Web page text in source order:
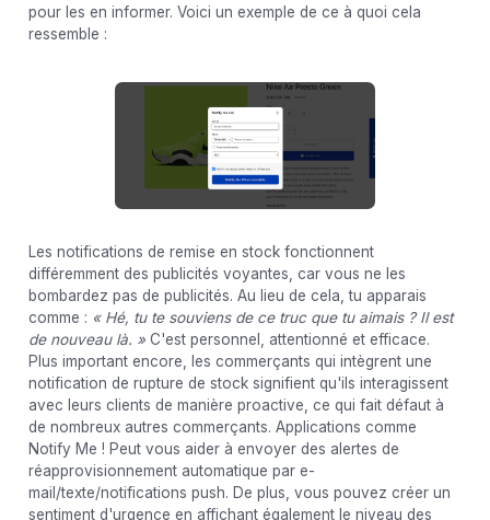
pour les en informer. Voici un exemple de ce à quoi cela
ressemble :
Les notifications de remise en stock fonctionnent
différemment des publicités voyantes, car vous ne les
bombardez pas de publicités. Au lieu de cela, tu apparais
comme : « Hé, tu te souviens de ce truc que tu aimais ? Il est
de nouveau là. »C'est personnel, attentionné et efficace.
Plus important encore, les commerçants qui intègrent une
notification de rupture de stock signifient qu'ils interagissent
avec leurs clients de manière proactive, ce qui fait défaut à
de nombreux autres commerçants. Applications comme
Notify Me ! Peut vous aider à envoyer des alertes de
réapprovisionnement automatique par e-
mail/texte/notifications push. De plus, vous pouvez créer un
sentiment d'urgence en affichant également le niveau des